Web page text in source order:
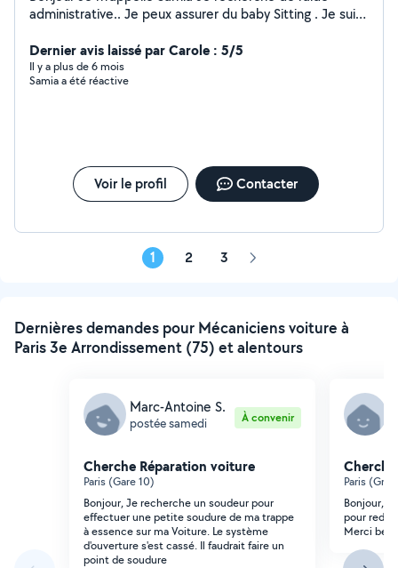
administrative.. Je peux assurer du baby Sitting . Je suis
à votre domicile. Je peux assurer du dog sitting . Je
peux également conduire une voiture et un 22 M3.
Merci
Dernier avis laissé par Carole : 5/5
Il y a plus de 6 mois
Samia a été réactive
Voir le profil Contacter
1 2 3 Page
Dernières demandes pour Mécaniciens voiture à
Paris 3e Arrondissement (75) et alentours
Marc-Antoine S.
postée samedi À convenir
Cherche Réparation voiture
Paris (Gare 10)
Bonjour, Je recherche un soudeur pour
effectuer une petite soudure de ma trappe
à essence sur ma Voiture. Le système
d'ouverture s'est cassé. Il faudrait faire un
point de soudure
Paris
Bonjour,
pour
Merci